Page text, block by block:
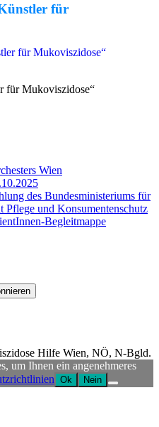
für
für Mukoviszidose“
Wien
des Bundesministeriums für
Pflege und Konsumentenschutz
Begleitmappe
Hilfe Wien, NÖ, N-Bgld.
um Ihnen ein angenehmeres
Ok Nein